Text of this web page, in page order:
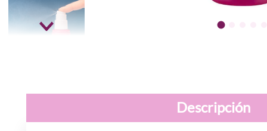
Descripción